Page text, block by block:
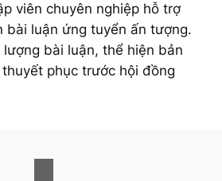
viên chuyên nghiệp hỗ trợ
bài luận ứng tuyển ấn tượng.
lượng bài luận, thể hiện bản
phục trước hội đồng